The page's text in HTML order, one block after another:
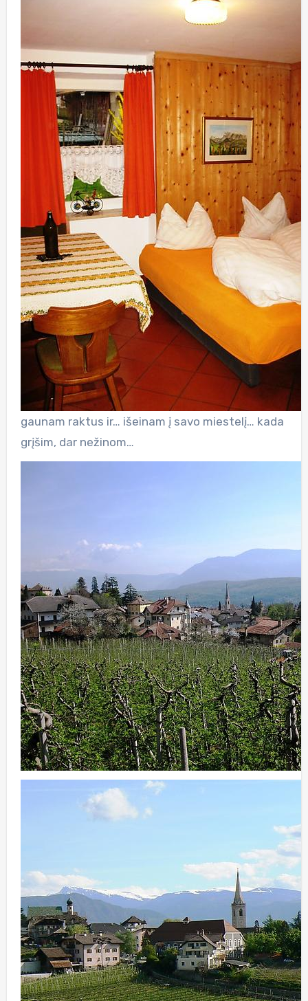
gaunam raktus ir… išeinam į savo miestelį… kada
grįšim, dar nežinom…